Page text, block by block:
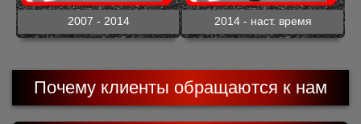
2007 - 2014 2014 - наст. время
Почему клиенты обращаются к нам